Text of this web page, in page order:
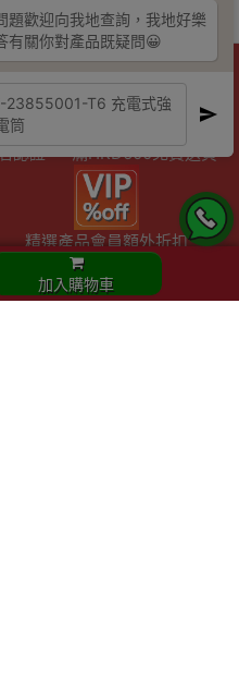
題歡迎向我地查詢，我地好樂
有關你對產品既疑問😀
加入購物車
認證 滿HKD600免費送貨
精選產品會員額外折扣